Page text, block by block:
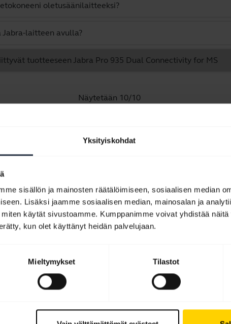
Yksityiskohdat
sisällön ja mainosten räätälöimiseen, sosiaalisen median
Lisäksi jaamme sosiaalisen median, mainosalan ja
käytät sivustoamme. Kumppanimme voivat yhdistää
kun olet käyttänyt heidän palvelujaan.
Mieltymykset Tilastot
oletusäänilaitteeksi?
laitteen avulla?
tuotteeseen Jabra Pro 935 Dual Connectivity for MS
Näytetään 10/10
Käyttäjän käsikirja
Tšekki expand_more